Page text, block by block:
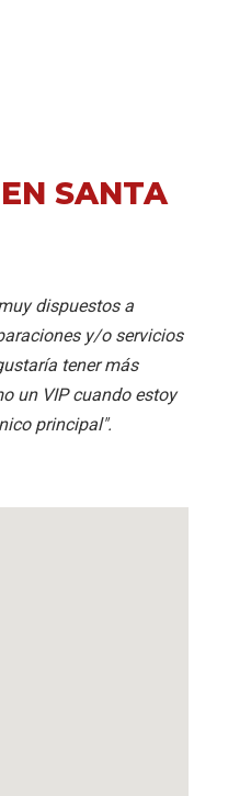
SANTA
dispuestos a
y/o servicios
tener más
un VIP cuando estoy
principal".